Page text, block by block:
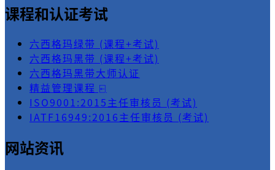
课程和认证考试
六西格玛绿带 (课程+考试)
六西格玛黑带 (课程+考试)
六西格玛黑带大师认证
精益管理课程 ⍇
ISO9001:2015主任审核员 (考试)
IATF16949:2016主任审核员 (考试)
网站资讯